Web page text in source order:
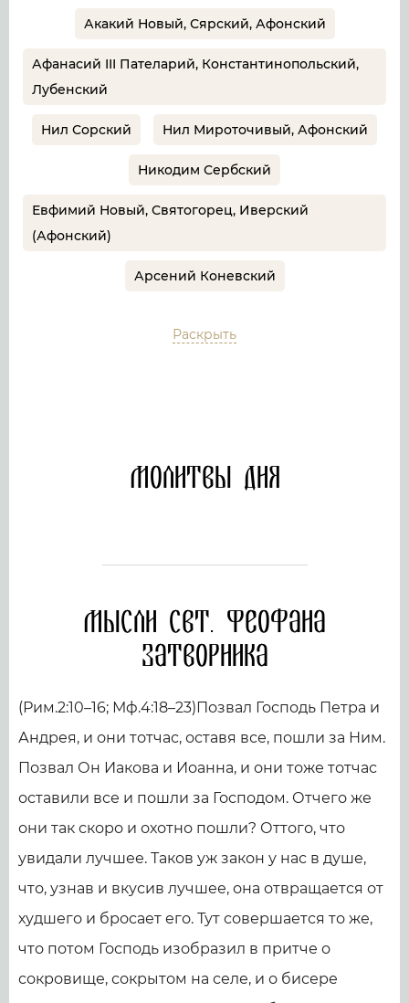
Акакий Новый, Сярский, Афонский
Афанасий III Пателарий, Константинопольский,
Лубенский
Нил Сорский Нил Мироточивый, Афонский
Никодим Сербский
Евфимий Новый, Святогорец, Иверский
(Афонский)
Арсений Коневский
Раскрыть
Молитвы дня
Мысли свт. Феофана
Затворника
(Рим.2:10–16; Мф.4:18–23)Позвал Господь Петра и
Андрея, и они тотчас, оставя все, пошли за Ним.
Позвал Он Иакова и Иоанна, и они тоже тотчас
оставили все и пошли за Господом. Отчего же
они так скоро и охотно пошли? Оттого, что
увидали лучшее. Таков уж закон у нас в душе,
что, узнав и вкусив лучшее, она отвращается от
худшего и бросает его. Тут совершается то же,
что потом Господь изобразил в притче о
сокровище, сокрытом на селе, и о бисере